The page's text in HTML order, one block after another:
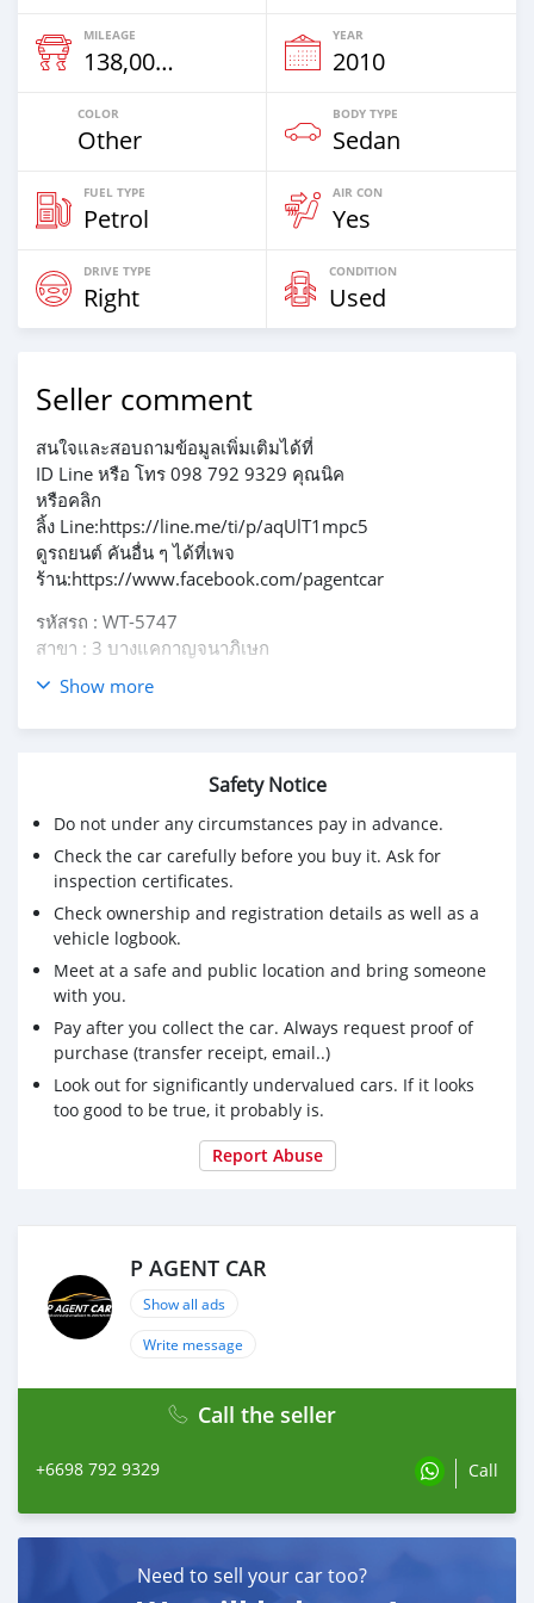
MILEAGE
138,000 Km
YEAR
2010
COLOR
Other
BODY TYPE
Sedan
FUEL TYPE
Petrol
AIR CON
Yes
DRIVE TYPE
Right
CONDITION
Used
Seller comment
สนใจและสอบถามข้อมูลเพิ่มเติมได้ที่
ID Line หรือ โทร 098 792 9329 คุณนิค
หรือคลิก
ลิ้ง Line:https://line.me/ti/p/aqUlT1mpc5
ดูรถยนต์ คันอื่น ๆ ได้ที่เพจ
ร้าน:https://www.facebook.com/pagentcar
รหัสรถ : WT-5747
สาขา : 3 บางแคกาญจนาภิเษก
2010 TOYOTA CAMRY 2.0 G เครดิตดีฟรีดาวน์
✅✅ ราคา 378,000 เท่านั้น
- เครื่องเบนซินล้วนไม่เคยติดแก๊ส
- เลขไมล์ 138,xxx km
- เบาะหนังปรับไฟฟ้าคู่หน้า พวงมาลัยลายไม้
- หัวเกียร์หุ้มหนัง พวงมาลัยมัลติฟังชั่น/ครูซคอนโทรล
- จอแอนดรอย USB Bluetooth yotube กล้องหลัง
- ม่านหลังไฟฟ้า รับประกันตัวถังเดิม100%
- ซื้อสดไม่บวกvat 7%
#PAGENTCARศูนย์รวมรถยนต์คุณภาพมือสอง #รถบ้านมือ
สองฟรีดาวน์ผ่อนถูก #รถมือสองป้ายแดง #รถฟรีดาวน์ #ขาย
รถยนต์มือสอง #ติดแบล็คลิสออกรถได้ #ติดเครดิตบูโรออก
รถได้ #ซื้อขายรถยนต์มือสอง #2010TOYOTACAMRY20G
ต้าคัมรี่ปี2010มือสอง #โตโยต้าคัมรี่
Show more
Safety Notice
Do not under any circumstances pay in advance.
Check the car carefully before you buy it. Ask for
inspection certificates.
Check ownership and registration details as well as a
vehicle logbook.
Meet at a safe and public location and bring someone
with you.
Pay after you collect the car. Always request proof of
purchase (transfer receipt, email..)
Look out for significantly undervalued cars. If it looks
too good to be true, it probably is.
Report Abuse
P AGENT CAR
Show all ads
Write message
Call the seller
+6698 792 9329 Call
Need to sell your car too?